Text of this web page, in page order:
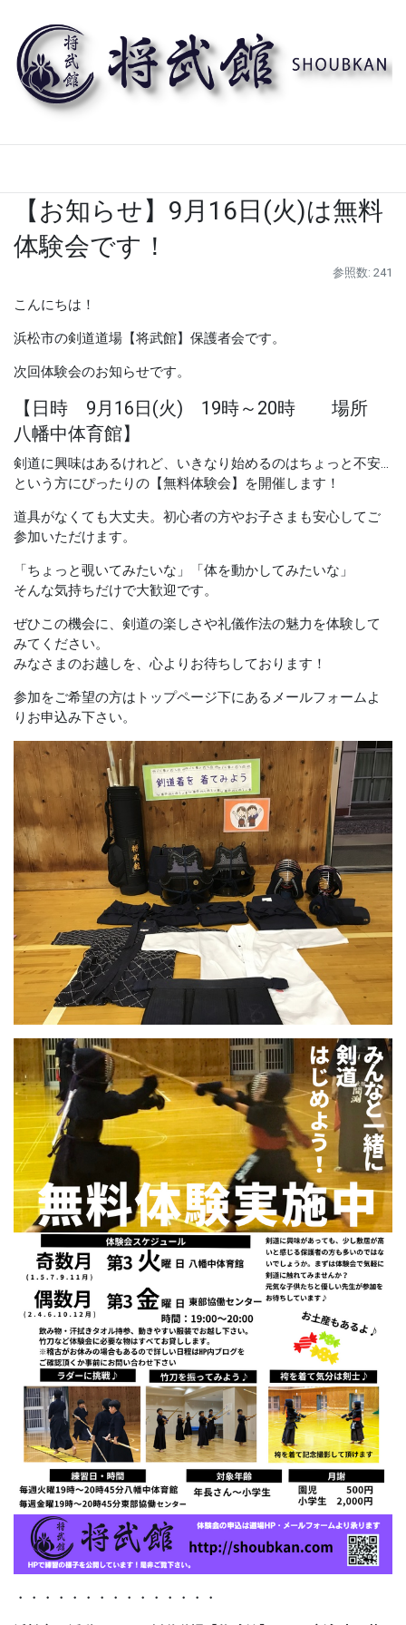
【お知らせ】9月16日(火)は無料
体験会です！
参照数: 241
こんにちは！
浜松市の剣道道場【将武館】保護者会です。
次回体験会のお知らせです。
【日時 9月16日(火) 19時～20時 場所
八幡中体育館】
剣道に興味はあるけれど、いきなり始めるのはちょっと不安…
という方にぴったりの【無料体験会】を開催します！
道具がなくても大丈夫。初心者の方やお子さまも安心してご
参加いただけます。
「ちょっと覗いてみたいな」「体を動かしてみたいな」
そんな気持ちだけで大歓迎です。
ぜひこの機会に、剣道の楽しさや礼儀作法の魅力を体験して
みてください。
みなさまのお越しを、心よりお待ちしております！
参加をご希望の方はトップページ下にあるメールフォームよ
りお申込み下さい。
・・・・・・・・・・・・・・・